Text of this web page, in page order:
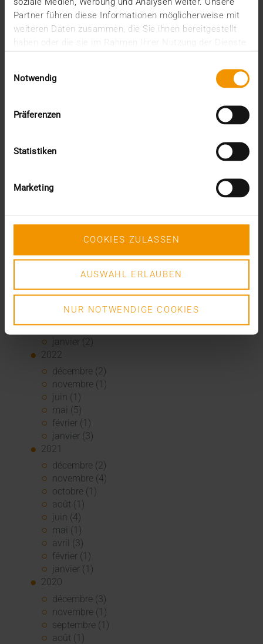
soziale Medien, Werbung und Analysen weiter. Unsere
Partner führen diese Informationen möglicherweise mit
weiteren Daten zusammen, die Sie ihnen bereitgestellt
haben oder die sie im Rahmen Ihrer Nutzung der Dienste
Notwendig
Präferenzen
Statistiken
Marketing
COOKIES ZULASSEN
AUSWAHL ERLAUBEN
NUR NOTWENDIGE COOKIES
juin (1)
mars (1)
décembre (1)
août (1)
mai (5)
janvier (4)
décembre (2)
novembre (5)
août (1)
juin (4)
mai (5)
mars (1)
février (1)
janvier (2)
2022
décembre (2)
novembre (1)
juin (1)
mai (5)
février (1)
janvier (3)
2021
décembre (2)
novembre (4)
octobre (1)
août (1)
juin (4)
mai (1)
avril (3)
février (1)
janvier (1)
2020
décembre (3)
novembre (1)
septembre (1)
août (1)